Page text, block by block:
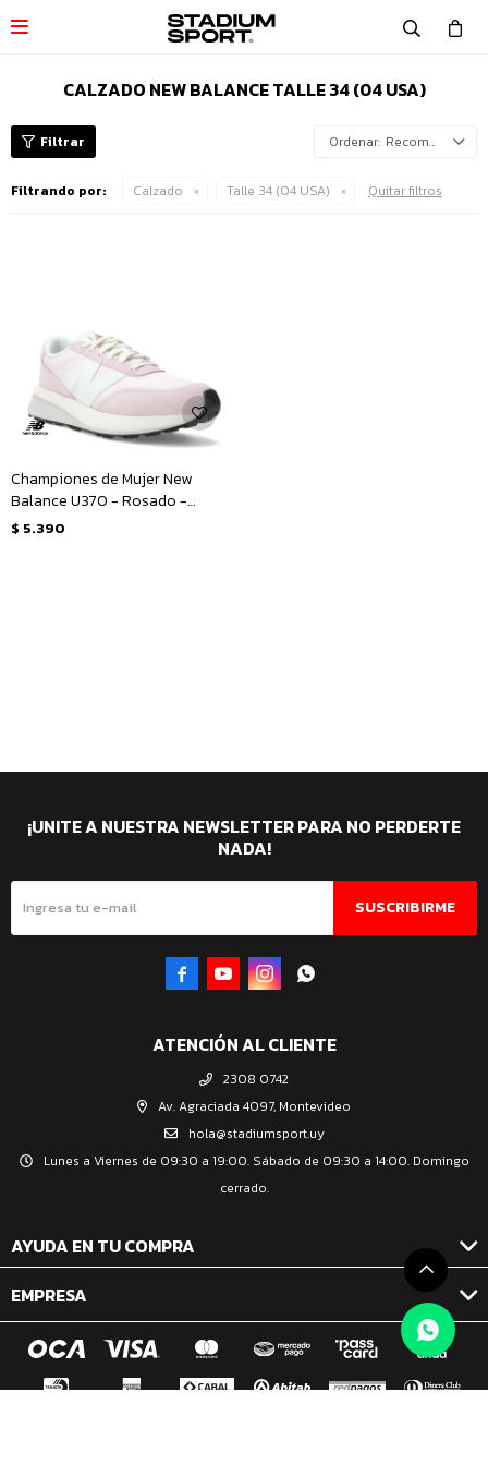

CALZADO NEW BALANCE TALLE 34 (04 USA)
Recomendados
Filtrando por: Calzado Talle 34 (04 USA) Quitar filtros
Championes de Mujer New
Balance U370 - Rosado -
Blanco
$ 5.390
ATENCIÓN AL CLIENTE
2308 0742
Av. Agraciada 4097, Montevideo
hola@stadiumsport.uy
Lunes a Viernes de 09:30 a 19:00. Sábado de 09:30 a 14:00. Domingo
cerrado.
AYUDA EN TU COMPRA
EMPRESA
¡UNITE A NUESTRA NEWSLETTER PARA NO PERDERTE
NADA!
SUSCRIBIRME
   